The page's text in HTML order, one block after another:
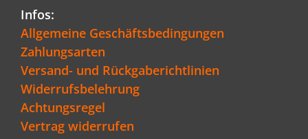
Infos:
Allgemeine Geschäftsbedingungen
Zahlungsarten
Versand- und Rückgaberichtlinien
Widerrufsbelehrung
Achtungsregel
Vertrag widerrufen